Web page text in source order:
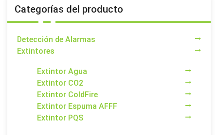
Categorías del producto
Detección de Alarmas
Extintores
Extintor Agua
Extintor CO2
Extintor ColdFire
Extintor Espuma AFFF
Extintor PQS